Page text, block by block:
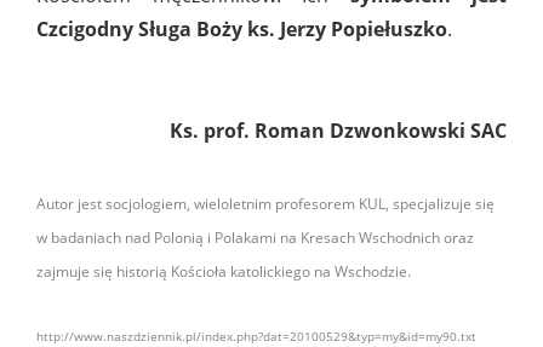
Czcigodny Sługa Boży ks. Jerzy Popiełuszko.
Ks. prof. Roman Dzwonkowski SAC
Autor jest socjologiem, wieloletnim profesorem KUL, specjalizuje się
w badaniach nad Polonią i Polakami na Kresach Wschodnich oraz
zajmuje się historią Kościoła katolickiego na Wschodzie.
http://www.naszdziennik.pl/index.php?dat=20100529&typ=my&id=my90.txt